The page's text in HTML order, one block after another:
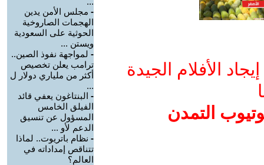
الأفلام الجيدة
التمدن
- مجلس الأمن يدين
الهجمات الصاروخية
الحوثية على السعودية
ويستن ...
- لمواجهة نفوذ الصين..
ترامب يعلن تخصيص
أكثر من ملياري دولار ل
...
- البنتاغون يعفي قائد
الفيلق الخامس
المسؤول عن تنسيق
الدعم لأو ...
- نظام باتريوت.. لماذا
تتناقص إمداداته في
العالم؟